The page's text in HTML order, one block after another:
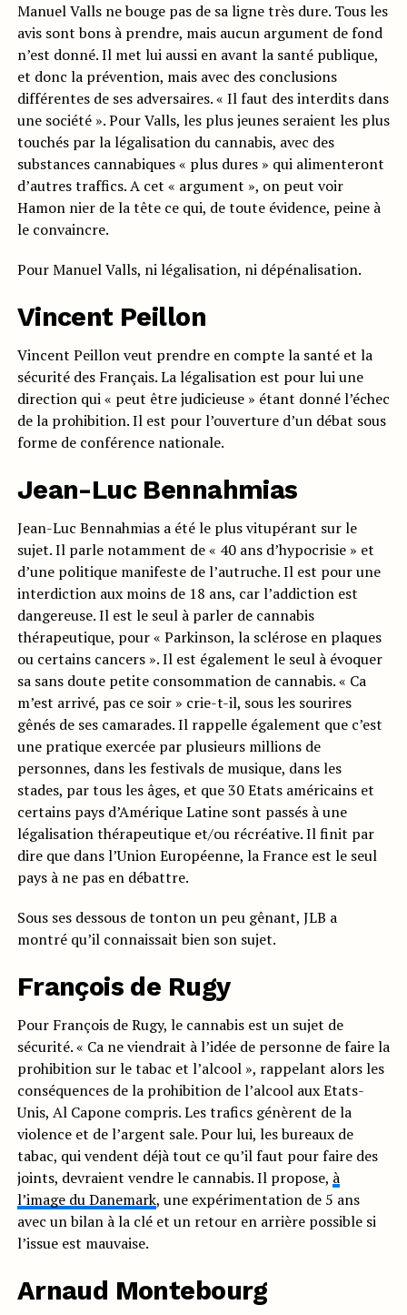
Manuel Valls ne bouge pas de sa ligne très dure. Tous les
avis sont bons à prendre, mais aucun argument de fond
n’est donné. Il met lui aussi en avant la santé publique,
et donc la prévention, mais avec des conclusions
différentes de ses adversaires. « Il faut des interdits dans
une société ». Pour Valls, les plus jeunes seraient les plus
touchés par la légalisation du cannabis, avec des
substances cannabiques « plus dures » qui alimenteront
d’autres traffics. A cet « argument », on peut voir
Hamon nier de la tête ce qui, de toute évidence, peine à
le convaincre.
Pour Manuel Valls, ni légalisation, ni dépénalisation.
Vincent Peillon
Vincent Peillon veut prendre en compte la santé et la
sécurité des Français. La légalisation est pour lui une
direction qui « peut être judicieuse » étant donné l’échec
de la prohibition. Il est pour l’ouverture d’un débat sous
forme de conférence nationale.
Jean-Luc Bennahmias
Jean-Luc Bennahmias a été le plus vitupérant sur le
sujet. Il parle notamment de « 40 ans d’hypocrisie » et
d’une politique manifeste de l’autruche. Il est pour une
interdiction aux moins de 18 ans, car l’addiction est
dangereuse. Il est le seul à parler de cannabis
thérapeutique, pour « Parkinson, la sclérose en plaques
ou certains cancers ». Il est également le seul à évoquer
sa sans doute petite consommation de cannabis. « Ca
m’est arrivé, pas ce soir » crie-t-il, sous les sourires
gênés de ses camarades. Il rappelle également que c’est
une pratique exercée par plusieurs millions de
personnes, dans les festivals de musique, dans les
stades, par tous les âges, et que 30 Etats américains et
certains pays d’Amérique Latine sont passés à une
légalisation thérapeutique et/ou récréative. Il finit par
dire que dans l’Union Européenne, la France est le seul
pays à ne pas en débattre.
Sous ses dessous de tonton un peu gênant, JLB a
montré qu’il connaissait bien son sujet.
François de Rugy
Pour François de Rugy, le cannabis est un sujet de
sécurité. « Ca ne viendrait à l’idée de personne de faire la
prohibition sur le tabac et l’alcool », rappelant alors les
conséquences de la prohibition de l’alcool aux Etats-
Unis, Al Capone compris. Les trafics génèrent de la
violence et de l’argent sale. Pour lui, les bureaux de
tabac, qui vendent déjà tout ce qu’il faut pour faire des
joints, devraient vendre le cannabis. Il propose, à
l’image du Danemark, une expérimentation de 5 ans
avec un bilan à la clé et un retour en arrière possible si
l’issue est mauvaise.
Arnaud Montebourg